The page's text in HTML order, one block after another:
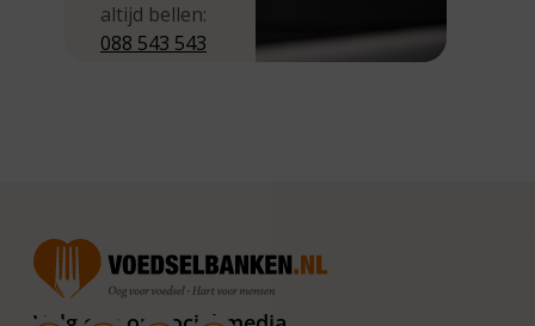
altijd bellen:
088 543 543
van 10.00 –
16.00 uur. Op